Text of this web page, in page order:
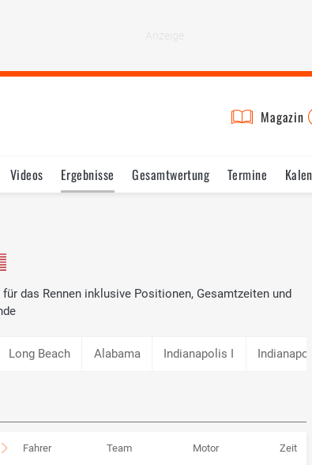
Magazin
Videos Ergebnisse Gesamtwertung Termine
das Rennen inklusive Positionen, Gesamtzeiten und
Long Beach Alabama Indianapolis I
Fahrer Team Motor Zeit